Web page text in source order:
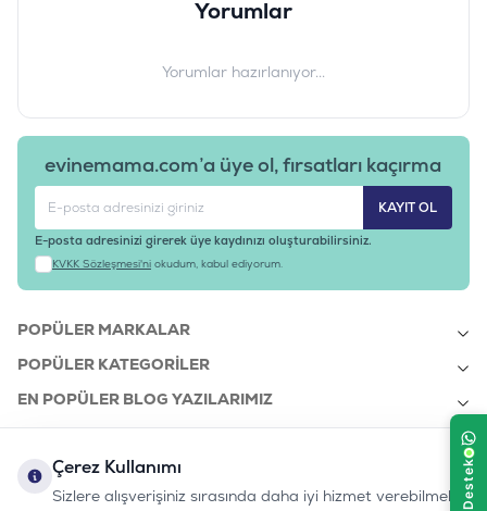
Yorumlar
Yorumlar hazırlanıyor...
evinemama.com’a üye ol, fırsatları kaçırma
KAYIT OL
E-posta adresinizi girerek üye kaydınızı oluşturabilirsiniz.
KVKK Sözleşmesi'ni okudum, kabul ediyorum.
POPÜLER MARKALAR
POPÜLER KATEGORILER
EN POPÜLER BLOG YAZILARIMIZ
KURUMSAL
Çerez Kullanımı
Sizlere alışverişiniz sırasında daha iyi hizmet verebilmek